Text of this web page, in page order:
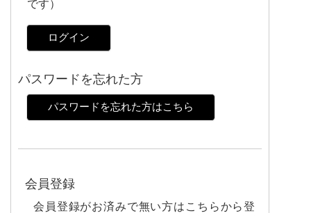
です）
ログイン
パスワードを忘れた方
パスワードを忘れた方はこちら
会員登録
会員登録がお済みで無い方はこちらから登